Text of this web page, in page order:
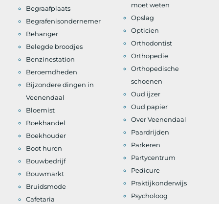
Begraafplaats
Begrafenisondernemer
Behanger
Belegde broodjes
Benzinestation
Beroemdheden
Bijzondere dingen in
Veenendaal
Bloemist
Boekhandel
Boekhouder
Boot huren
Bouwbedrijf
Bouwmarkt
Bruidsmode
Cafetaria
moet weten
Opslag
Opticien
Orthodontist
Orthopedie
Orthopedische
schoenen
Oud ijzer
Oud papier
Over Veenendaal
Paardrijden
Parkeren
Partycentrum
Pedicure
Praktijkonderwijs
Psycholoog